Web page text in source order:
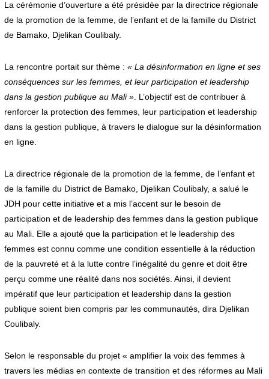
La cérémonie d’ouverture a été présidée par la directrice régionale
de la promotion de la femme, de l’enfant et de la famille du District
de Bamako, Djelikan Coulibaly.
La rencontre portait sur thème : « La désinformation en ligne et ses
conséquences sur les femmes, et leur participation et leadership
dans la gestion publique au Mali ». L’objectif est de contribuer à
renforcer la protection des femmes, leur participation et leadership
dans la gestion publique, à travers le dialogue sur la désinformation
en ligne.
La directrice régionale de la promotion de la femme, de l’enfant et
de la famille du District de Bamako, Djelikan Coulibaly, a salué le
JDH pour cette initiative et a mis l’accent sur le besoin de
participation et de leadership des femmes dans la gestion publique
au Mali. Elle a ajouté que la participation et le leadership des
femmes est connu comme une condition essentielle à la réduction
de la pauvreté et à la lutte contre l’inégalité du genre et doit être
perçu comme une réalité dans nos sociétés. Ainsi, il devient
impératif que leur participation et leadership dans la gestion
publique soient bien compris par les communautés, dira Djelikan
Coulibaly.
Selon le responsable du projet « amplifier la voix des femmes à
travers les médias en contexte de transition et des réformes au Mali